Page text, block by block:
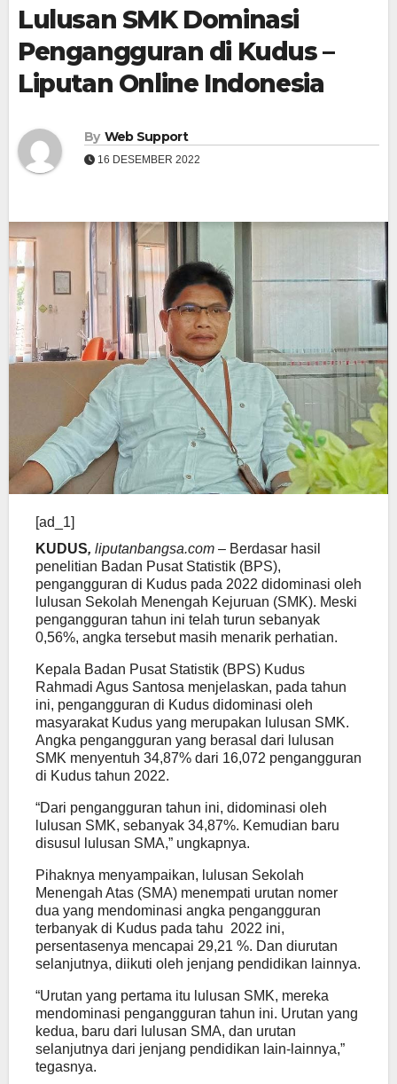
Lulusan SMK Dominasi
Pengangguran di Kudus –
Liputan Online Indonesia
By Web Support
16 DESEMBER 2022
[ad_1]
KUDUS, liputanbangsa.com – Berdasar hasil
penelitian Badan Pusat Statistik (BPS),
pengangguran di Kudus pada 2022 didominasi oleh
lulusan Sekolah Menengah Kejuruan (SMK). Meski
pengangguran tahun ini telah turun sebanyak
0,56%, angka tersebut masih menarik perhatian.
Kepala Badan Pusat Statistik (BPS) Kudus
Rahmadi Agus Santosa menjelaskan, pada tahun
ini, pengangguran di Kudus didominasi oleh
masyarakat Kudus yang merupakan lulusan SMK.
Angka pengangguran yang berasal dari lulusan
SMK menyentuh 34,87% dari 16,072 pengangguran
di Kudus tahun 2022.
“Dari pengangguran tahun ini, didominasi oleh
lulusan SMK, sebanyak 34,87%. Kemudian baru
disusul lulusan SMA,” ungkapnya.
Pihaknya menyampaikan, lulusan Sekolah
Menengah Atas (SMA) menempati urutan nomer
dua yang mendominasi angka pengangguran
terbanyak di Kudus pada tahu 2022 ini,
persentasenya mencapai 29,21 %. Dan diurutan
selanjutnya, diikuti oleh jenjang pendidikan lainnya.
“Urutan yang pertama itu lulusan SMK, mereka
mendominasi pengangguran tahun ini. Urutan yang
kedua, baru dari lulusan SMA, dan urutan
selanjutnya dari jenjang pendidikan lain-lainnya,”
tegasnya.